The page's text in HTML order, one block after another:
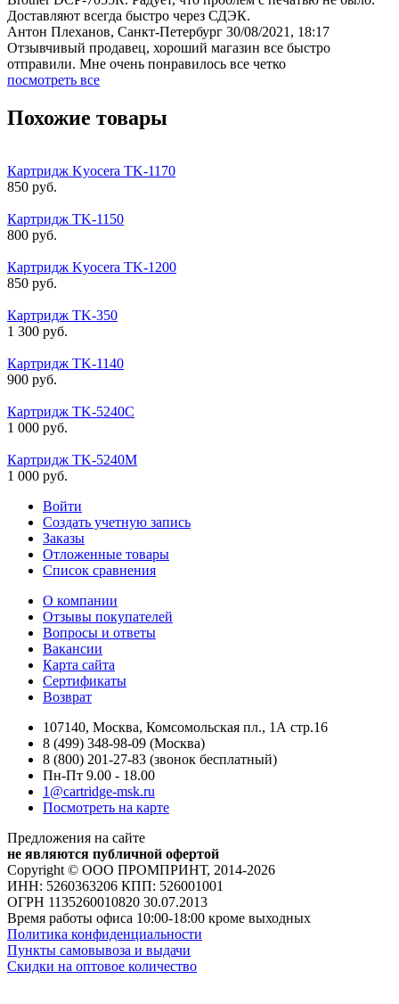
Доставляют всегда быстро через СДЭК.
Антон Плеханов, Санкт-Петербург 30/08/2021, 18:17
Отзывчивый продавец, хороший магазин все быстро
отправили. Мне очень понравилось все четко
посмотреть все
Похожие товары
Картридж Kyocera TK-1170
850 руб.
Картридж TK-1150
800 руб.
Картридж Kyocera TK-1200
850 руб.
Картридж TK-350
1 300 руб.
Картридж TK-1140
900 руб.
Картридж TK-5240C
1 000 руб.
Картридж TK-5240M
1 000 руб.
Войти
Создать учетную запись
Заказы
Отложенные товары
Список сравнения
О компании
Отзывы покупателей
Вопросы и ответы
Вакансии
Карта сайта
Сертификаты
Возврат
107140, Москва, Комсомольская пл., 1А стр.16
8 (499) 348-98-09 (Москва)
8 (800) 201-27-83 (звонок бесплатный)
Пн-Пт 9.00 - 18.00
1@cartridge-msk.ru
Посмотреть на карте
Предложения на сайте
не являются публичной офертой
Copyright © ООО ПРОМПРИНТ, 2014-2026
ИНН: 5260363206 КПП: 526001001
ОГРН 1135260010820 30.07.2013
Время работы офиса 10:00-18:00 кроме выходных
Политика конфиденциальности
Пункты самовывоза и выдачи
Скидки на оптовое количество